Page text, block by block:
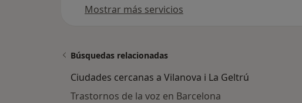
Mostrar más servicios
Búsquedas relacionadas
Ciudades cercanas a Vilanova i La Geltrú
Trastornos de la voz en Barcelona